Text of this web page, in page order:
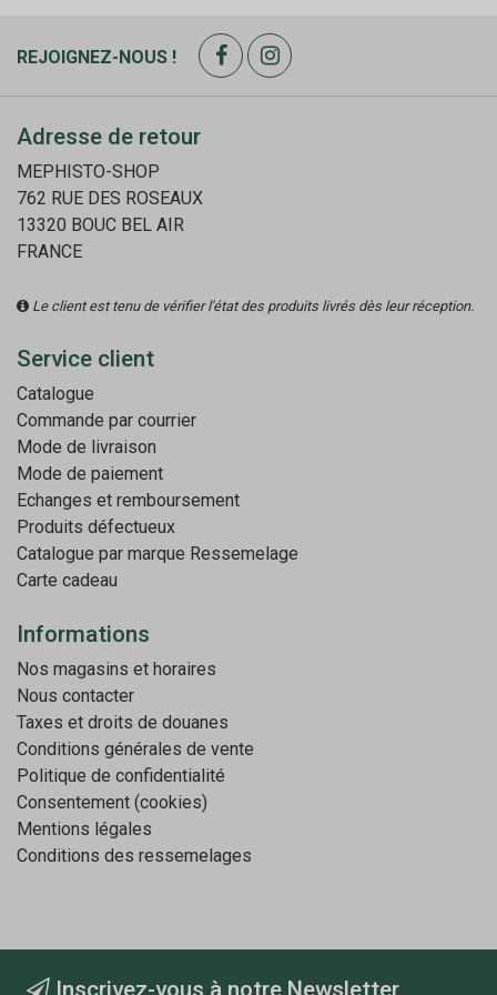
REJOIGNEZ-NOUS !
Adresse de retour
MEPHISTO-SHOP
762 RUE DES ROSEAUX
13320 BOUC BEL AIR
FRANCE
Le client est tenu de vérifier l'état des produits livrés dès leur réception.
Service client
Catalogue
Commande par courrier
Mode de livraison
Mode de paiement
Echanges et remboursement
Produits défectueux
Catalogue par marque Ressemelage
Carte cadeau
Informations
Nos magasins et horaires
Nous contacter
Taxes et droits de douanes
Conditions générales de vente
Politique de confidentialité
Consentement (cookies)
Mentions légales
Conditions des ressemelages